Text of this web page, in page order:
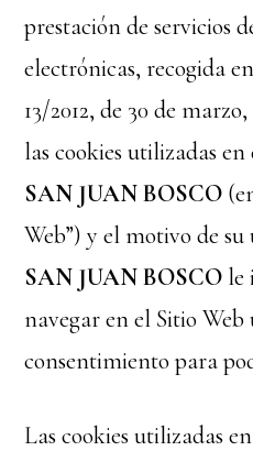
prestación de servicios
electrónicas, recogida
13/2012, de 30 de
las cookies utilizadas
SAN JUAN BOSCO
Web”) y el motivo de su
SAN JUAN BOSCO le
navegar en el Sitio Web
consentimiento para
Las cookies utilizadas